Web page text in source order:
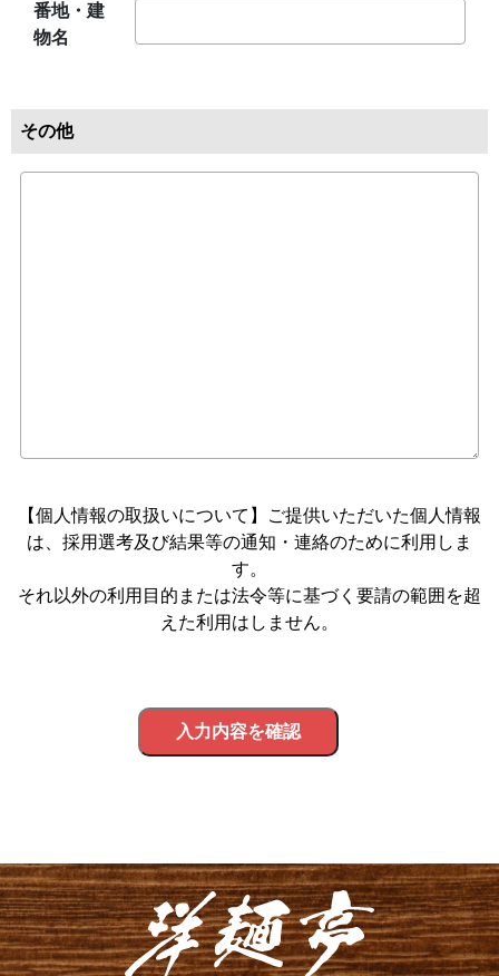
番地・建
物名
その他
【個人情報の取扱いについて】ご提供いただいた個人情報
は、採用選考及び結果等の通知・連絡のために利用しま
す。
それ以外の利用目的または法令等に基づく要請の範囲を超
えた利用はしません。